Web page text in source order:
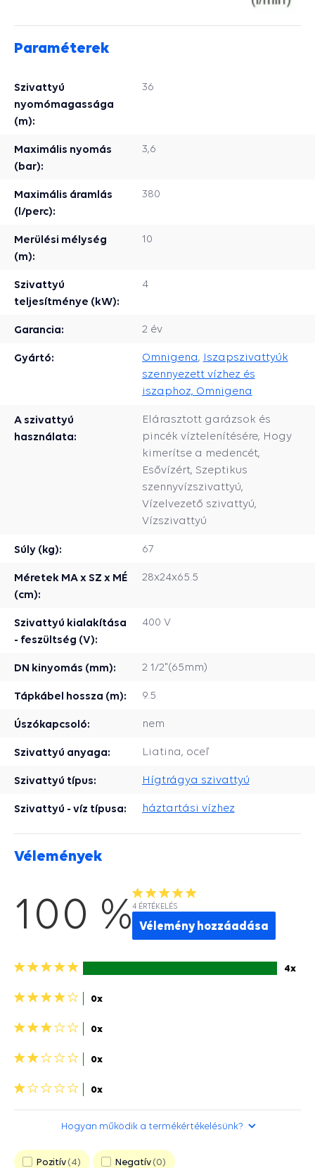
Paraméterek
Szivattyú
nyomómagassága
(m):
36
Maximális nyomás
(bar):
3,6
Maximális áramlás
(l/perc):
380
Merülési mélység
(m):
10
Szivattyú
teljesítménye (kW):
4
Garancia: 2 év
Gyártó: Omnigena, Iszapszivattyúk
szennyezett vízhez és
iszaphoz, Omnigena
A szivattyú
használata:
Elárasztott garázsok és
pincék víztelenítésére, Hogy
kimerítse a medencét,
Esővízért, Szeptikus
szennyvízszivattyú,
Vízelvezető szivattyú,
Vízszivattyú
Súly (kg): 67
Méretek MA x SZ x MÉ
(cm):
28x24x65.5
Szivattyú kialakítása
- feszültség (V):
400 V
DN kinyomás (mm): 2 1/2"(65mm)
Tápkábel hossza (m): 9.5
Úszókapcsoló: nem
Szivattyú anyaga: Liatina, oceľ
Szivattyú típus: Hígtrágya szivattyú
Szivattyú - víz típusa: háztartási vízhez
Vélemények
100 %4 ÉRTÉKELÉS
Vélemény hozzáadása
5
4x
4
0x
3
0x
2
0x
1
0x
Hogyan működik a termékértékelésünk?
Pozitív 4 Negatív 0